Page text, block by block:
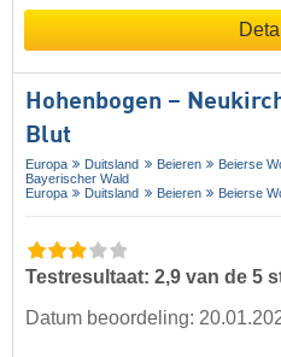
Hohenbogen –
Blut
Europa Duitsland Beieren Beierse
Bayerischer Wald
Europa
Duitsland Beieren Beierse
Testresultaat: 2,9 van de 5
Datum beoordeling: